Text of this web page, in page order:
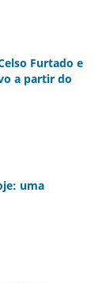
Furtado e
a partir do
uma